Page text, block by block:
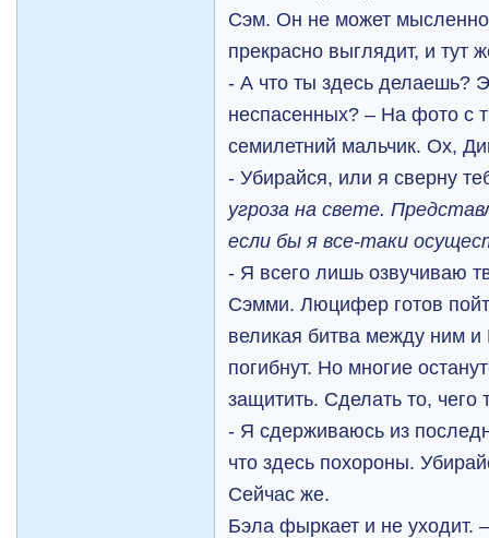
Сэм. Он не может мысленно
прекрасно выглядит, и тут
- А что ты здесь делаешь?
неспасенных? – На фото с
семилетний мальчик. Ох,
- Убирайся, или я сверну
угроза на свете.
если бы я все-таки
- Я всего лишь озвучиваю
Сэмми. Люцифер готов
великая битва между ним
погибнут. Но многие
защитить. Сделать то, чего
- Я сдерживаюсь из
что здесь похороны.
Сейчас же.
Бэла фыркает и не